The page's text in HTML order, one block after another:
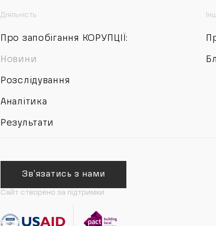
Діяльність
Про запобігання КОРУПЦІЇ:
Новини
Розслідування
Аналітика
Результати
Зв'язатись з нами
Сайт створено за підтримки